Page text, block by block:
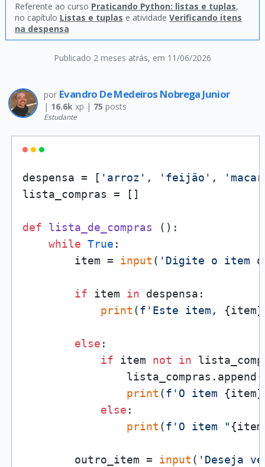
Publicado 2 meses atrás, em 11/06/2026
Referente ao curso Praticando Python: listas e tuplas,
no capítulo Listas e tuplas e atividade Verificando itens
na despensa
por Evandro De Medeiros Nobrega Junior
| 16.6kxp | 75 posts
Estudante
despensa = [ 'arroz' , 'feijão' ,
lista_compras = []
def lista_de_compras ():
while True :
        item =
input ( 'Digite o item
if item in despensa:
print (f'Este item, {item}
else :
if item not in
print (f'O item {item}
else :
print (f'O item "
        outro_item =
input ( 'Deseja